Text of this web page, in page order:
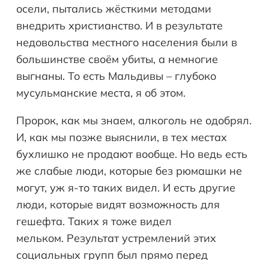
осели, пытались жёсткими методами
внедрить христианство. И в результате
недовольства местного населения были в
большинстве своём убиты, а немногие
выгнаны. То есть Мальдивы – глубоко
мусульманские места, я об этом.
Пророк, как мы знаем, алкоголь не одобрял.
И, как мы позже выяснили, в тех местах
бухлишко не продают вообще. Но ведь есть
же слабые люди, которые без рюмашки не
могут, уж я-то таких видел. И есть другие
люди, которые видят возможность для
гешефта. Таких я тоже видел
мельком. Результат устремлений этих
социальных групп был прямо перед